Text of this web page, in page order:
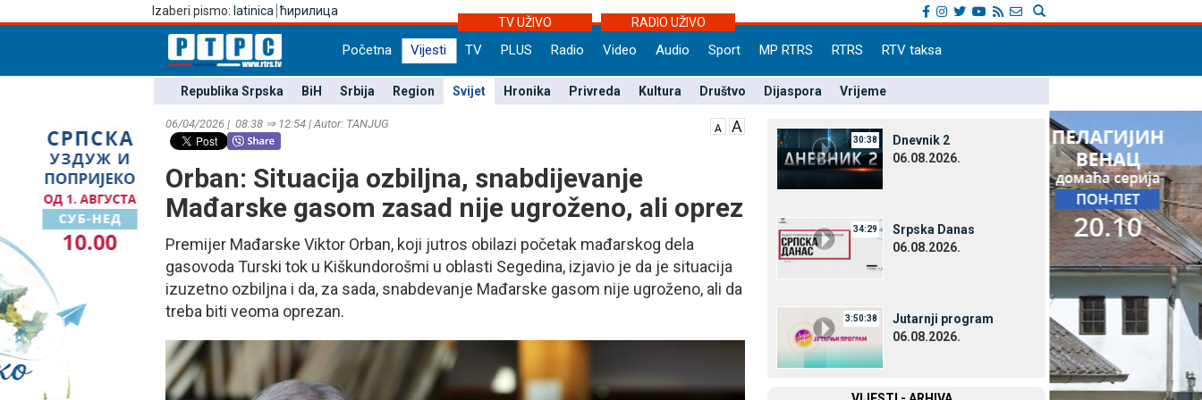
Izaberi pismo: latinica ћирилица
TV UŽIVO
RADIO UŽIVO
Početna Vijesti TV PLUS Radio Video Audio Sport MP RTRS RTRS RTV taksa
Republika Srpska BiH Srbija Region Svijet Hronika Privreda Kultura Društvo Dijaspora Vrijeme
06/04/2026 | 08:38 ⇒ 12:54 | Autor: TANЈUG
Orban: Situacija ozbiljna, snabdijevanje
Mađarske gasom zasad nije ugroženo, ali oprez
Premijer Mađarske Viktor Orban, koji jutros obilazi početak mađarskog dela
gasovoda Turski tok u Kiškundorošmi u oblasti Segedina, izjavio je da je situacija
izuzetno ozbiljna i da, za sada, snabdevanje Mađarske gasom nije ugroženo, ali da
treba biti veoma oprezan.
30:38
Dnevnik 2
06.08.2026.
34:29
Srpska Danas
06.08.2026.
3:50:38
Јutarnji program
06.08.2026.